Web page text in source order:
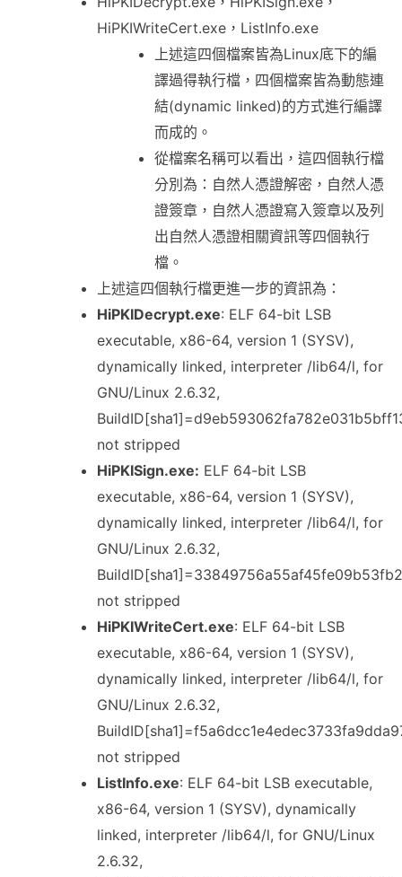
HiPKIWriteCert.exe，ListInfo.exe
上述這四個檔案皆為Linux底下的編
譯過得執行檔，四個檔案皆為動態連
結(dynamic linked)的方式進行編譯
而成的。
從檔案名稱可以看出，這四個執行檔
分別為：自然人憑證解密，自然人憑
證簽章，自然人憑證寫入簽章以及列
出自然人憑證相關資訊等四個執行
檔。
上述這四個執行檔更進一步的資訊為：
HiPKIDecrypt.exe: ELF 64-bit LSB
executable, x86-64, version 1 (SYSV),
dynamically linked, interpreter /lib64/l, for
GNU/Linux 2.6.32,
not stripped
HiPKISign.exe: ELF 64-bit LSB
executable, x86-64, version 1 (SYSV),
dynamically linked, interpreter /lib64/l, for
GNU/Linux 2.6.32,
not stripped
HiPKIWriteCert.exe: ELF 64-bit LSB
executable, x86-64, version 1 (SYSV),
dynamically linked, interpreter /lib64/l, for
GNU/Linux 2.6.32,
not stripped
ListInfo.exe: ELF 64-bit LSB executable,
x86-64, version 1 (SYSV), dynamically
linked, interpreter /lib64/l, for GNU/Linux
2.6.32,